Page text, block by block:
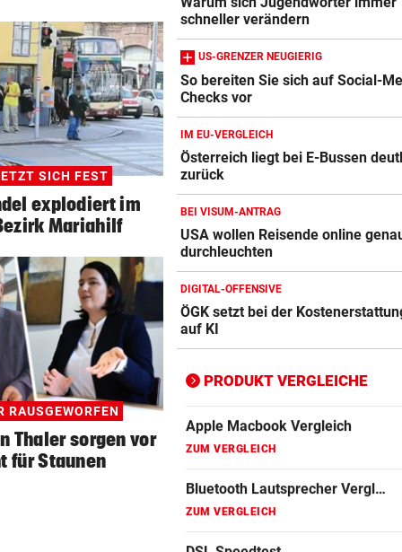
SICH FEST
explodiert im
Mariahilf
RAUSGEWORFEN
Thaler sorgen vor
für Staunen
schneller verändern
US-GRENZER NEUGIERIG
So bereiten Sie sich auf Social-
Checks vor
IM EU-VERGLEICH
Österreich liegt bei E-Bussen
zurück
BEI VISUM-ANTRAG
USA wollen Reisende online
durchleuchten
DIGITAL-OFFENSIVE
ÖGK setzt bei der
auf KI
PRODUKT VERGLEICHE
Amazon-Kindle Vergleich
ZUM VERGLEICH
Apple-iPad Vergleich
ZUM VERGLEICH
ZUM VERGLEICH
Apple Macbook Vergleich
ZUM VERGLEICH
Bluetooth Lautsprecher Vergleich
ZUM VERGLEICH
ZUM VERGLEICH
ZUM VERGLEICH